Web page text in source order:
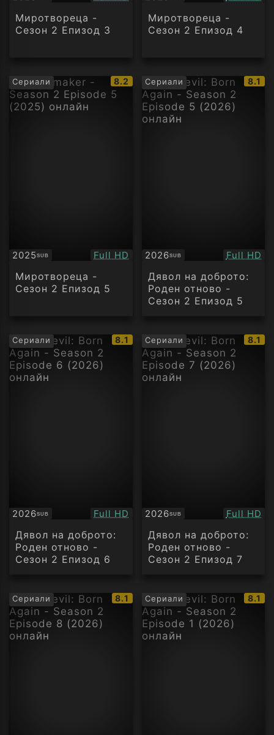
Миротвореца -
Сезон 2 Епизод 3
Миротвореца -
Сезон 2 Епизод 4
Сериали
IMDb
рейтинг:
8.2
2025SUB
Субтитри Качество:
Full HD
Миротвореца -
Сезон 2 Епизод 5
Сериали
IMDb
8.1
2026SUB
Субтитри Full HD
Дявол на доброто:
Роден отново -
Сезон 2 Епизод 5
Сериали
IMDb
рейтинг:
8.1
2026SUB
Субтитри Качество:
Full HD
Дявол на доброто:
Роден отново -
Сезон 2 Епизод 6
Сериали
IMDb
8.1
2026SUB
Субтитри Full HD
Дявол на доброто:
Роден отново -
Сезон 2 Епизод 7
Сериали
IMDb
рейтинг:
8.1 Сериали
IMDb
8.1